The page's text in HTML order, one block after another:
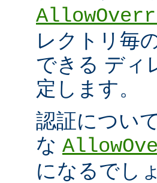
レクトリ毎
できる ディ
定します。
認証につい
な
になるでし